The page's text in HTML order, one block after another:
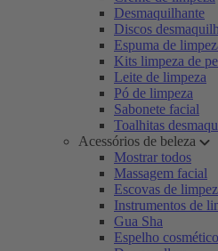
Desmaquilhante
Discos
Espuma de
Kits limpeza de
Leite de limpeza
Pó de limpeza
Sabonete facial
Toalhitas
Acessórios de beleza
Mostrar todos
Massagem facial
Escovas de
Instrumentos de
Gua Sha
Espelho cosmético